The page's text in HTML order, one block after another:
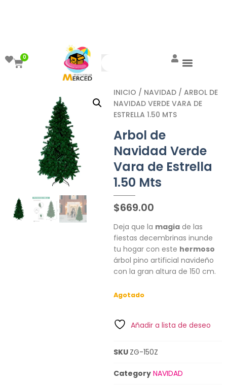
0
INICIO / NAVIDAD / ARBOL DE
NAVIDAD VERDE VARA DE
ESTRELLA 1.50 MTS
Arbol de
Navidad Verde
Vara de Estrella
1.50 Mts
$669.00
Deja que la magia de las
fiestas decembrinas inunde
tu hogar con este hermoso
árbol pino artificial navideño
con la gran altura de 150 cm.
Agotado
Añadir a lista de deseo
SKU ZG-150Z
Category NAVIDAD